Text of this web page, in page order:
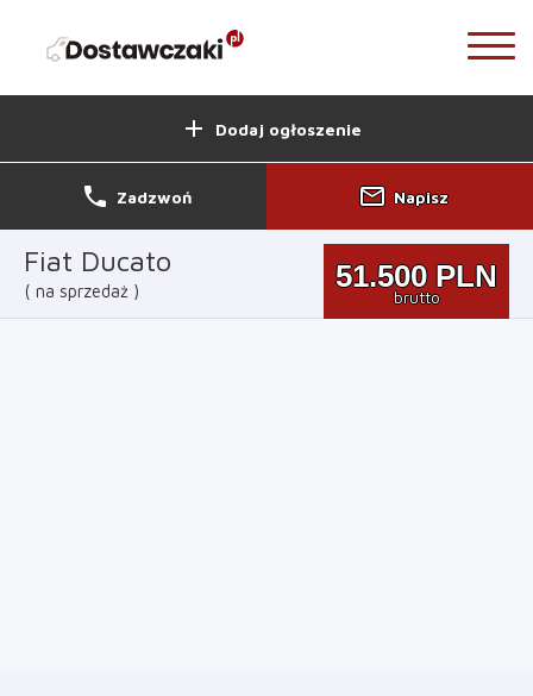
add Dodaj ogłoszenie
Fiat Ducato
na sprzedaż 51.500 PLN
brutto
phone Zadzwoń mail_outline Napisz